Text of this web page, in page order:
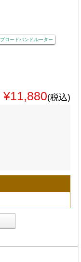
ブロードバンドルーター
¥11,880(税込)